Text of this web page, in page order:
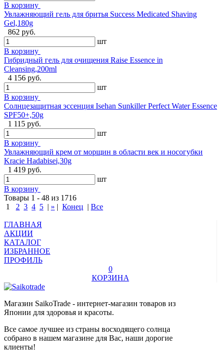
В корзину
Увлажняющий гель для бритья Success Medicated Shaving
Gel,180g
862 руб.
шт
В корзину
Гибридный гель для очищения Raise Essence in
Cleansing,200ml
4 156 руб.
шт
В корзину
Солнцезащитная эссенция Isehan Sunkiller Perfect Water Essence
SPF50+,50g
1 115 руб.
шт
В корзину
Увлажняющий крем от морщин в области век и носогубки
Kracie Hadabisei,30g
1 419 руб.
шт
В корзину
Товары 1 - 48 из 1716
1
2 3 4 5 | » | Конец | Все
ГЛАВНАЯ
АКЦИИ
КАТАЛОГ
ИЗБРАННОЕ
ПРОФИЛЬ
0
КОРЗИНА
Магазин SaikoTrade - интернет-магазин товаров из
Японии для здоровья и красоты.
Все самое лучшее из страны восходящего солнца
собрано в нашем магазине для Вас, наши дорогие
клиенты!